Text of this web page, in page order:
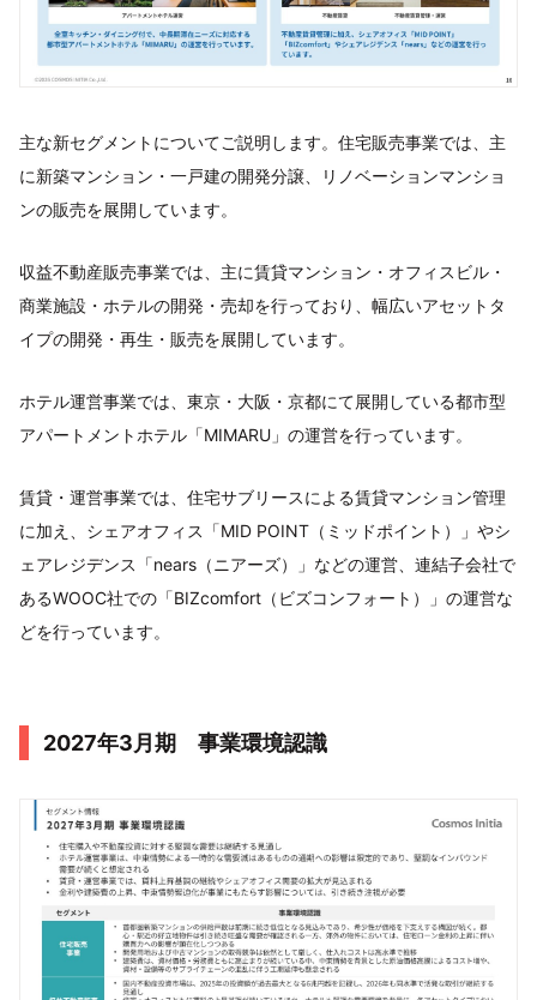
主な新セグメントについてご説明します。住宅販売事業では、主
に新築マンション・一戸建の開発分譲、リノベーションマンショ
ンの販売を展開しています。
収益不動産販売事業では、主に賃貸マンション・オフィスビル・
商業施設・ホテルの開発・売却を行っており、幅広いアセットタ
イプの開発・再生・販売を展開しています。
ホテル運営事業では、東京・大阪・京都にて展開している都市型
アパートメントホテル「MIMARU」の運営を行っています。
賃貸・運営事業では、住宅サブリースによる賃貸マンション管理
に加え、シェアオフィス「MID POINT（ミッドポイント）」やシ
ェアレジデンス「nears（ニアーズ）」などの運営、連結子会社で
あるWOOC社での「BIZcomfort（ビズコンフォート）」の運営な
どを行っています。
2027年3月期 事業環境認識